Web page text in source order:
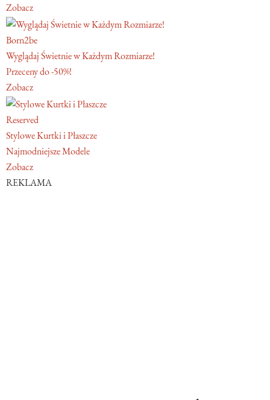
Zobacz
Born2be
Wyglądaj Świetnie w Każdym Rozmiarze!
Przeceny do -50%!
Zobacz
Reserved
Stylowe Kurtki i Płaszcze
Najmodniejsze Modele
Zobacz
REKLAMA